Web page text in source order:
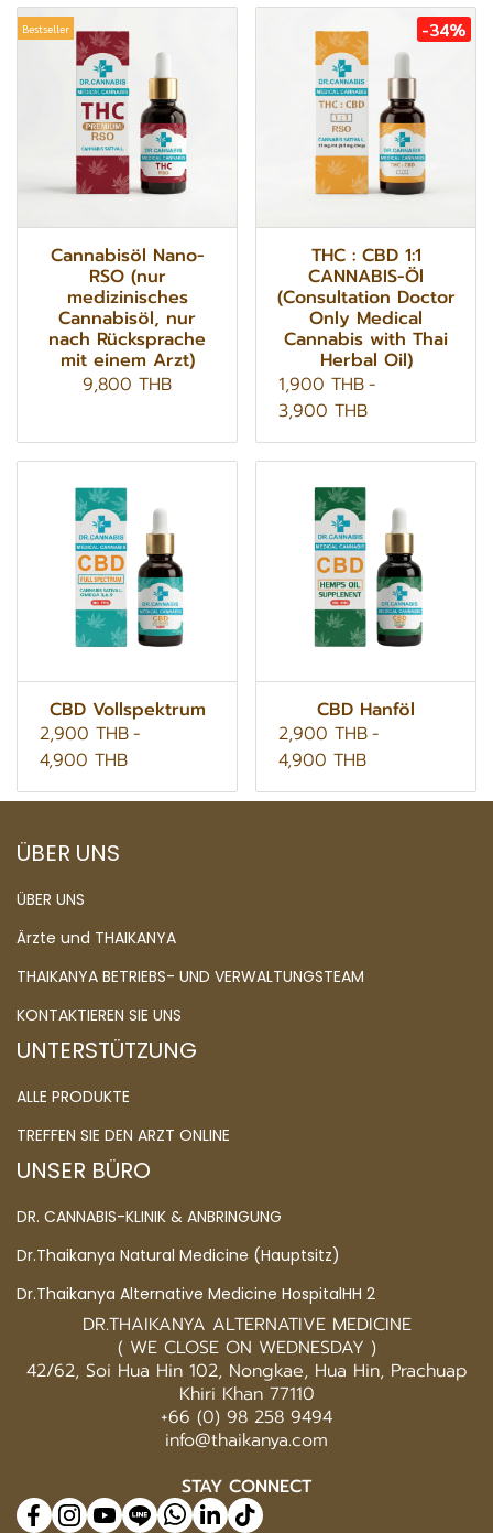
Bestseller
Cannabisöl Nano-
RSO (nur
medizinisches
Cannabisöl, nur
nach Rücksprache
mit einem Arzt)
9,800 THB
-34%
THC : CBD 1:1
CANNABIS-Öl
(Consultation Doctor
Only Medical
Cannabis with Thai
Herbal Oil)
1,900 THB-
3,900 THB
CBD Vollspektrum
2,900 THB-
4,900 THB
CBD Hanföl
2,900 THB-
4,900 THB
ÜBER UNS
ÜBER UNS
Ärzte und THAIKANYA
THAIKANYA BETRIEBS- UND VERWALTUNGSTEAM
KONTAKTIEREN SIE UNS
UNTERSTÜTZUNG
ALLE PRODUKTE
TREFFEN SIE DEN ARZT ONLINE
UNSER BÜRO
DR. CANNABIS-KLINIK & ANBRINGUNG
Dr.Thaikanya Natural Medicine (Hauptsitz)
Dr.Thaikanya Alternative Medicine HospitalHH 2
DR.THAIKANYA ALTERNATIVE MEDICINE
( WE CLOSE ON WEDNESDAY )
42/62, Soi Hua Hin 102, Nongkae, Hua Hin, Prachuap
Khiri Khan 77110
+66 (0) 98 258 9494
info@thaikanya.com
STAY CONNECT